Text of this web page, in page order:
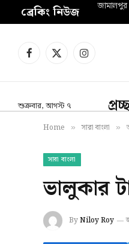
ব্রেকিং নিউজ জামালপুর
Facebook
X
Instagram
শুক্রবার, আগস্ট ৭
Home » সারা বাংলা »
সারা বাংলা
ভালুকার
ByNiloy Roy